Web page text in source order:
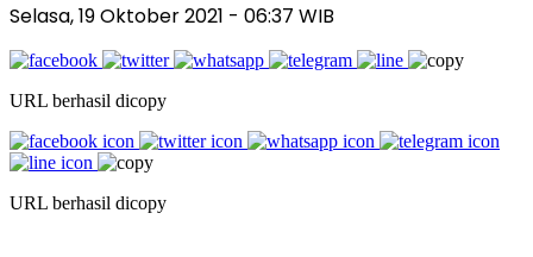
Selasa, 19 Oktober 2021 - 06:37 WIB
URL berhasil dicopy
URL berhasil dicopy